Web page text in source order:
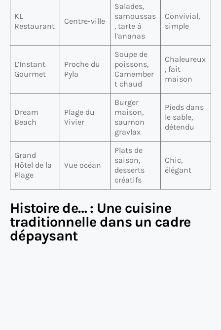
KL
Restaurant
Centre-ville
Salades,
samoussas
, tarte à
l’ananas
Convivial,
simple
L’Instant
Gourmet
Proche du
Pyla
Soupe de
poissons,
Camember
t chaud
Chaleureux
, fait
maison
Dream
Beach
Plage du
Vivier
Burger
maison,
saumon
gravlax
Pieds dans
le sable,
détendu
Grand
Hôtel de la
Plage
Vue océan
Plats de
saison,
desserts
créatifs
Chic,
élégant
Histoire de… : Une cuisine
traditionnelle dans un cadre
dépaysant